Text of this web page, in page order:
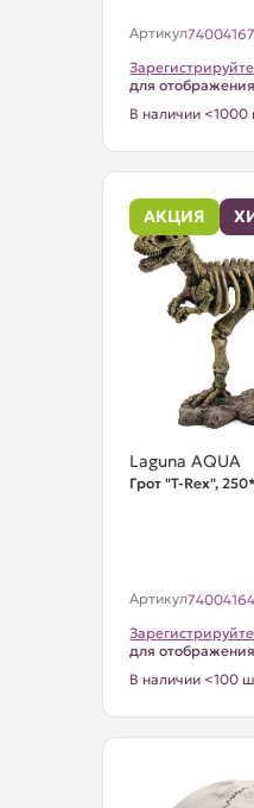
Артикул
для
В наличии <1000
АКЦИЯ
Laguna AQUA
Грот "T-Rex",
Артикул
для
В наличии <100